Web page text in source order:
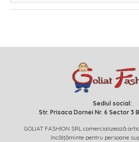
Sediul social:
Str. Prisaca Dornei Nr. 6 Sector 3
GOLIAT FASHION SRL comercializează
încălțăminte pentru persoane